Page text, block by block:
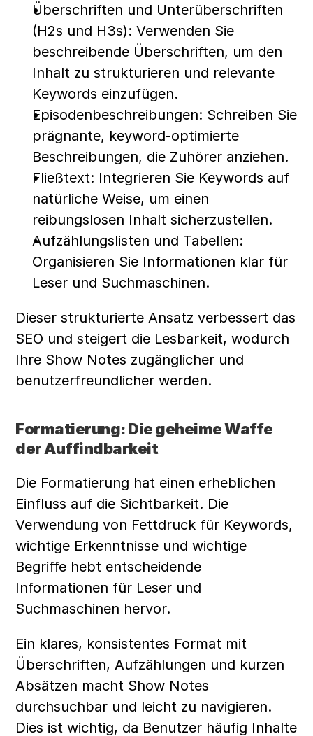
Überschriften und Unterüberschriften
(H2s und H3s): Verwenden Sie
beschreibende Überschriften, um den
Inhalt zu strukturieren und relevante
Keywords einzufügen.
Episodenbeschreibungen: Schreiben Sie
prägnante, keyword-optimierte
Beschreibungen, die Zuhörer anziehen.
Fließtext: Integrieren Sie Keywords auf
natürliche Weise, um einen
reibungslosen Inhalt sicherzustellen.
Aufzählungslisten und Tabellen:
Organisieren Sie Informationen klar für
Leser und Suchmaschinen.
Dieser strukturierte Ansatz verbessert das
SEO und steigert die Lesbarkeit, wodurch
Ihre Show Notes zugänglicher und
benutzerfreundlicher werden.
Formatierung: Die geheime Waffe
der Auffindbarkeit
Die Formatierung hat einen erheblichen
Einfluss auf die Sichtbarkeit. Die
Verwendung von Fettdruck für Keywords,
wichtige Erkenntnisse und wichtige
Begriffe hebt entscheidende
Informationen für Leser und
Suchmaschinen hervor.
Ein klares, konsistentes Format mit
Überschriften, Aufzählungen und kurzen
Absätzen macht Show Notes
durchsuchbar und leicht zu navigieren.
Dies ist wichtig, da Benutzer häufig Inhalte